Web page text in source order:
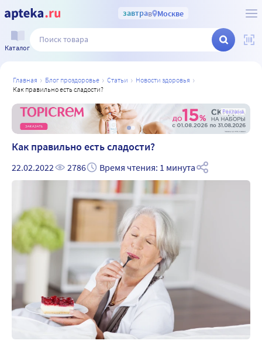
завтрав Москве
Каталог
главная блог проздоровье статьи
новости здоровья
как правильно есть сладости?
Реклама
Как правильно есть сладости?
22.02.2022 2786 Время чтения: 1 минута